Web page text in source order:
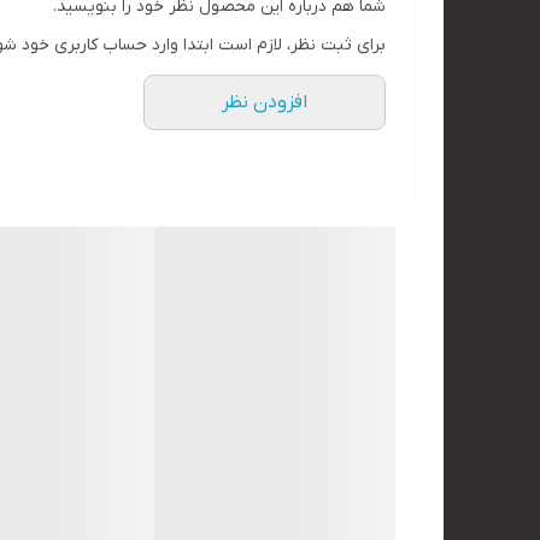
شما هم درباره این محصول نظر خود را بنویسید.
برای ثبت نظر، لازم است ابتدا وارد حساب کاربری خود
افزودن نظر